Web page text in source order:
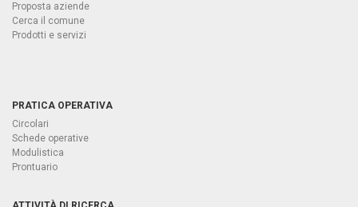
Proposta aziende
Cerca il comune
Prodotti e servizi
PRATICA OPERATIVA
Circolari
Schede operative
Modulistica
Prontuario